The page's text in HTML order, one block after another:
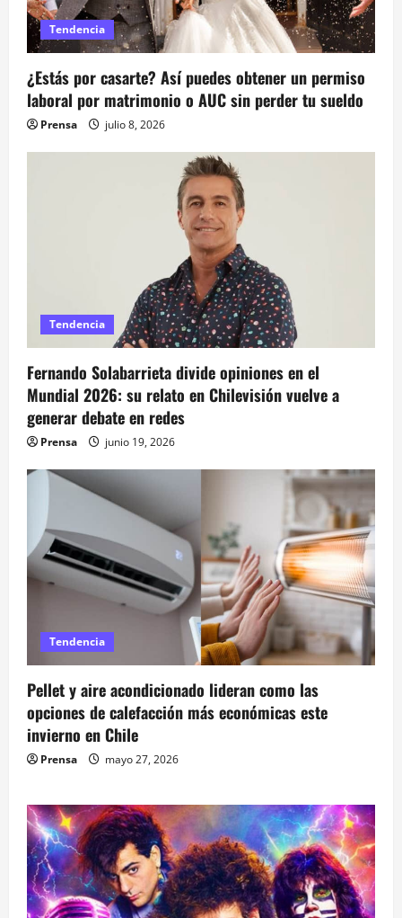
e
n
t
r
Tendencia
¿Estás por casarte? Así puedes obtener un permiso
laboral por matrimonio o AUC sin perder tu sueldo
Prensa julio 8, 2026
Tendencia
Fernando Solabarrieta divide opiniones en el
Mundial 2026: su relato en Chilevisión vuelve a
generar debate en redes
Prensa junio 19, 2026
Tendencia
Pellet y aire acondicionado lideran como las
opciones de calefacción más económicas este
invierno en Chile
Prensa mayo 27, 2026